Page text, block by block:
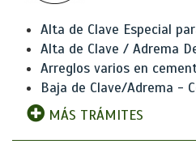
Alta de Clave Especial
Alta de Clave / Adrema
Arreglos varios en
Baja de Clave/Adrema -
MÁS TRÁMITES